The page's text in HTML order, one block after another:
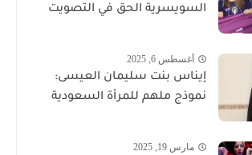
السويسرية الحق في التصويت
أغسطس 6, 2025
إيناس بنت سليمان العيسى:
نموذج ملهم للمرأة السعودية
مارس 19, 2025